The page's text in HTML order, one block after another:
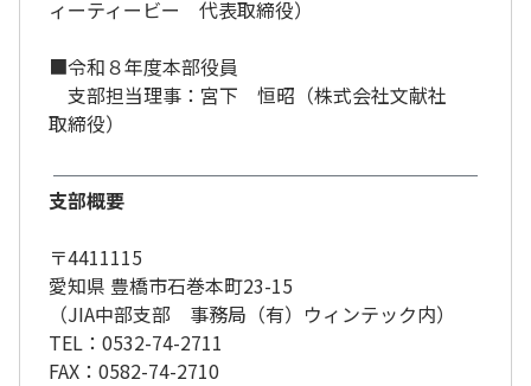
ィーティービー 代表取締役）
■令和８年度本部役員
支部担当理事：宮下 恒昭（株式会社文献社
取締役）
支部概要
〒4411115
愛知県 豊橋市石巻本町23-15
（JIA中部支部 事務局（有）ウィンテック内）
TEL：0532-74-2711
FAX：0582-74-2710